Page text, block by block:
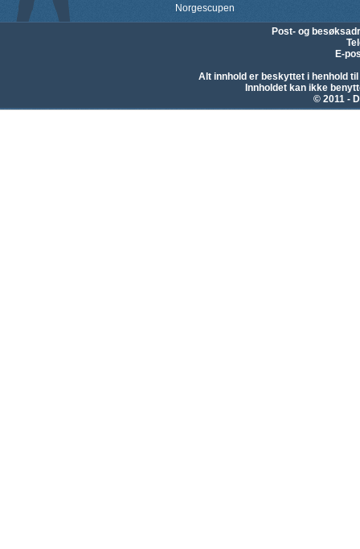
Norgescupen
Post- og
E-
Alt innhold er beskyttet i henhold
Innholdet kan ikke
© 2011 -